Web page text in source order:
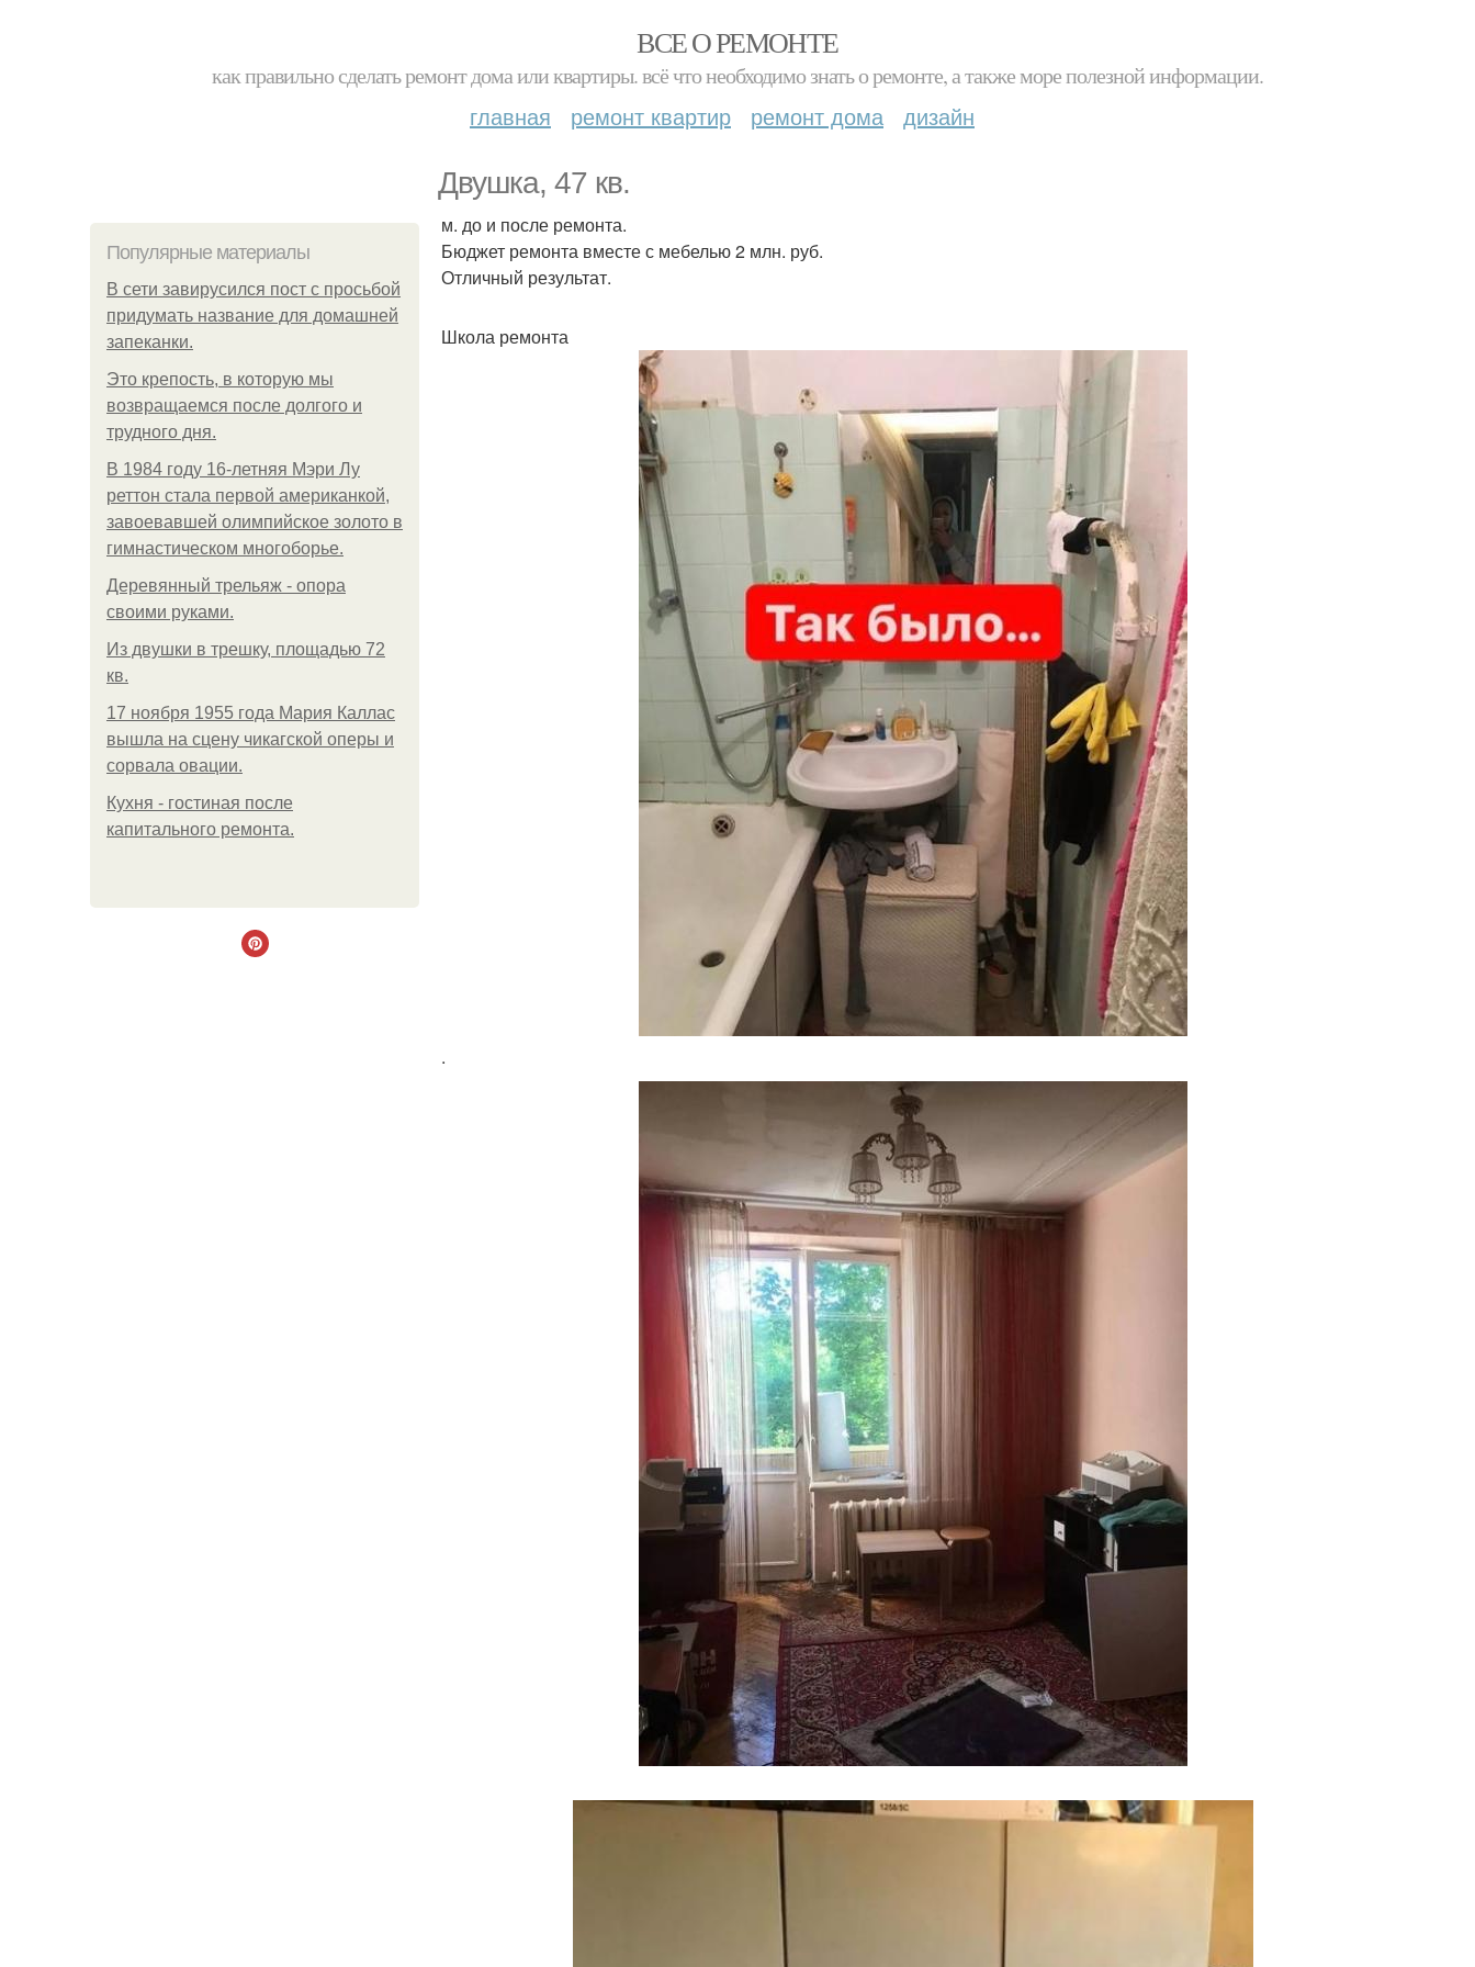
ВСЕ О РЕМОНТЕ
как правильно сделать ремонт дома или квартиры. всё что необходимо знать о ремонте, а также море полезной информации.
главная ремонт квартир ремонт дома дизайн
Двушка, 47 кв.
Популярные материалы
В сети завирусился пост с просьбой
придумать название для домашней
запеканки.
Это крепость, в которую мы
возвращаемся после долгого и
трудного дня.
В 1984 году 16-летняя Мэри Лу
реттон стала первой американкой,
завоевавшей олимпийское золото в
гимнастическом многоборье.
Деревянный трельяж - опора
своими руками.
Из двушки в трешку, площадью 72
кв.
17 ноября 1955 года Мария Каллас
вышла на сцену чикагской оперы и
сорвала овации.
Кухня - гостиная после
капитального ремонта.
м. до и после ремонта.
Бюджет ремонта вместе с мебелью 2 млн. руб.
Отличный результат.
Школа ремонта
.